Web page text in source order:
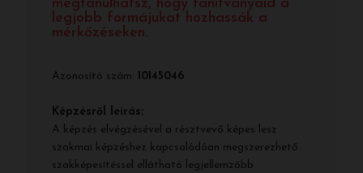
megtanulhatsz, hogy tanítványaid a
legjobb formájukat hozhassák a
mérkőzéseken.
Azonosító szám: 10145046
Képzésről leírás:
A képzés elvégzésével a résztvevő képes lesz
szakmai képzéshez kapcsolódóan megszerezhető
szakképesítéssel ellátható legjellemzőbb